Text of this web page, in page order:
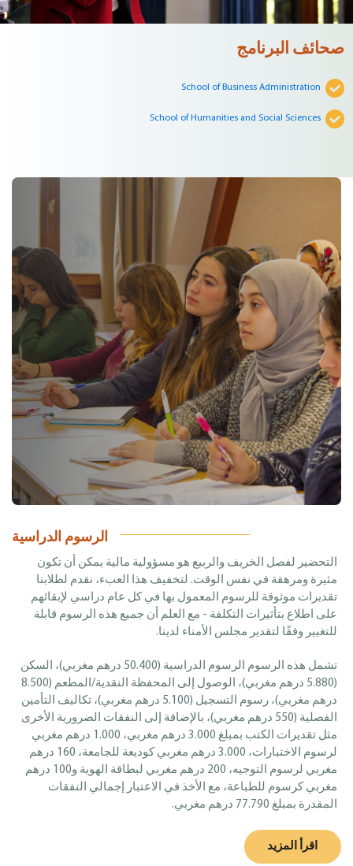
صحائف البرنامج
School of Business Administration
School of Humanities and Social Sciences
الرسوم الدراسية
التحضير لفصل الخريف والربيع هو مسؤولية مالية يمكن أن تكون
مثيرة ومرهقة في نفس الوقت. لتخفيف هذا العبء، نقدم لطلابنا
تقديرات موثوقة للرسوم المعمول بها في كل عام دراسي لإبقائهم
على اطلاع بتأثيرات التكلفة - مع العلم أن جميع هذه الرسوم قابلة
للتغيير وفقًا لتقدير مجلس الأمناء لدينا.
تشمل هذه الرسوم الرسوم الدراسية (50.400 درهم مغربي)، السكن
(5.880 درهم مغربي)، الوصول إلى المحفظة النقدية/المطعم (8.500
درهم مغربي)، رسوم التسجيل (5.100 درهم مغربي)، تكاليف التأمين
الفصلية (550 درهم مغربي)، بالإضافة إلى النفقات الضرورية الأخرى
مثل تقديرات الكتب بمبلغ 3.000 درهم مغربي، 1.000 درهم مغربي
لرسوم الاختبارات، 3.000 درهم مغربي كوديعة للجامعة، 160 درهم
مغربي لرسوم التوجيه، 200 درهم مغربي لبطاقة الهوية و100 درهم
مغربي كرسوم للطباعة، مع الأخذ في الاعتبار إجمالي النفقات
المقدرة بمبلغ 77.790 درهم مغربي.
اقرأ المزيد